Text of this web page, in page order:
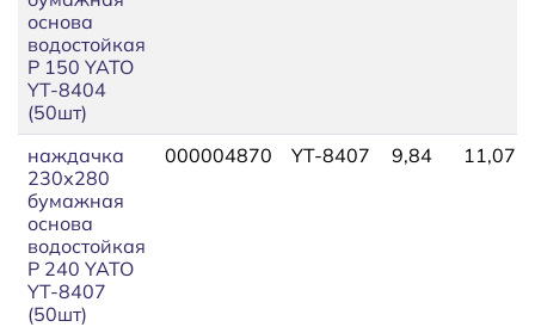
основа
водостойкая
P 150 YATO
YT-8404
(50шт)
наждачка
230х280
бумажная
основа
водостойкая
P 240 YATO
YT-8407
(50шт)
000004870 YT-8407 9,84 11,07